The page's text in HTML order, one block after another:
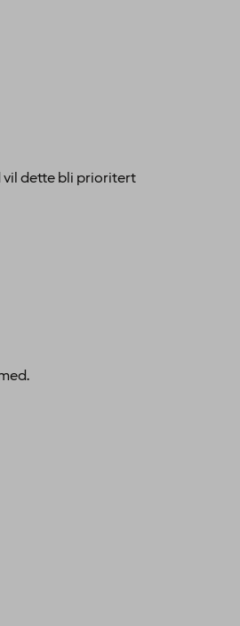
dette bli prioritert